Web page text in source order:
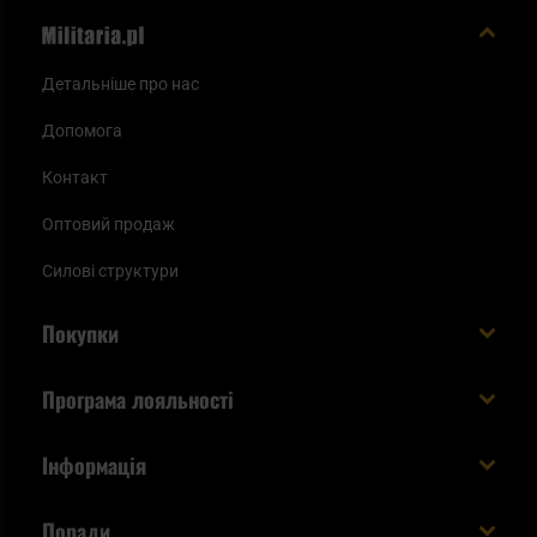
Детальніше про нас
Допомога
Контакт
Оптовий продаж
Силові структури
Покупки
Способи оплати
Статус замовлення
Програма лояльності
Інформація